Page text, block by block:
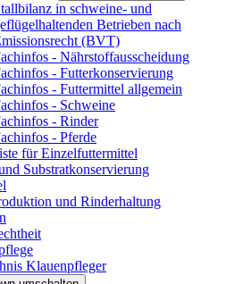
in schweine- und
Betrieben nach
(BVT)
- Nährstoffausscheidung
- Futterkonservierung
- Futtermittel allgemein
- Schweine
- Rinder
- Pferde
für Einzelfuttermittel
Substratkonservierung
und Rinderhaltung
Klauenpfleger